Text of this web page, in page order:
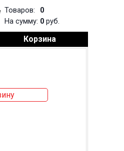
Товаров:
0
На сумму: 0 руб.
Корзина